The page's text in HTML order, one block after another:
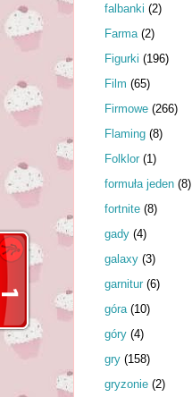
falbanki (2)
Farma (2)
Figurki (196)
Film (65)
Firmowe (266)
Flaming (8)
Folklor (1)
formuła jeden (8)
fortnite (8)
gady (4)
galaxy (3)
garnitur (6)
góra (10)
góry (4)
gry (158)
gryzonie (2)